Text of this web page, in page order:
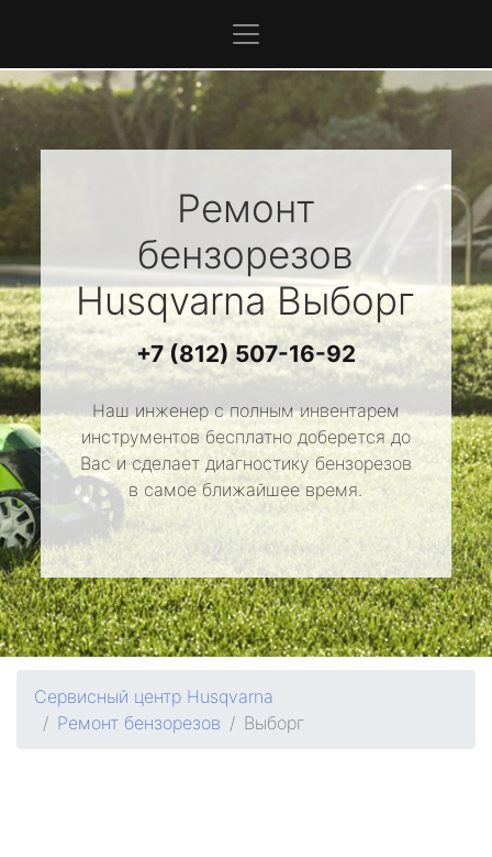
Ремонт
бензорезов
HusqvarnaВыборг
+7 (812) 507-16-92
Наш инженер с полным инвентарем
инструментов бесплатно доберется до
Вас и сделает диагностику бензорезов
в самое ближайшее время.
Сервисный центр Husqvarna
Ремонт бензорезов
Выборг